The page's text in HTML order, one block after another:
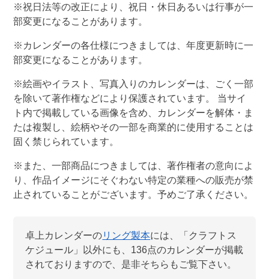
※祝日法等の改正により、祝日・休日あるいは行事が一
部変更になることがあります。
※カレンダーの各仕様につきましては、年度更新時に一
部変更になることがあります。
※絵画やイラスト、写真入りのカレンダーは、ごく一部
を除いて著作権などにより保護されています。 当サイ
ト内で掲載している画像を含め、カレンダーを解体・ま
たは複製し、絵柄やその一部を商業的に使用することは
固く禁じられています。
※また、一部商品につきましては、著作権者の意向によ
り、作品イメージにそぐわない特定の業種への販売が禁
止されていることがございます。予めご了承ください。
卓上カレンダーのリング製本には、「 クラフトス
ケジュール 」以外にも、 136点のカレンダーが掲載
されておりますので、是非そちらもご覧下さい。